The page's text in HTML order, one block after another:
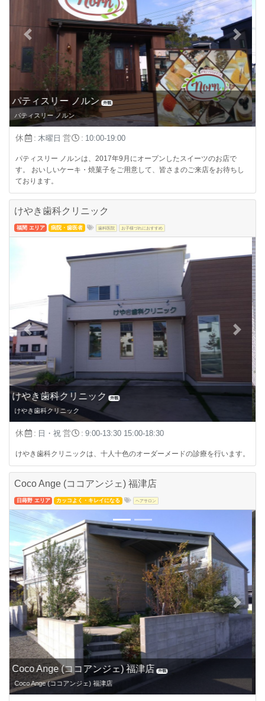
道路から見たパティスリー ノルン 外観
道路から見たパティスリー ノルン
Previous Next
休 : 木曜日 営 : 10:00-19:00
パティスリー ノルンは、2017年9月にオープンしたスイーツのお店で
す。 おいしいケーキ・焼菓子をご用意して、皆さまのご来店をお待ちし
ております。
けやき歯科クリニック
福間 エリア 病院・歯医者 歯科医院 お子様づれにおすすめ
診療時間 追加情報
けやき歯科クリニックの診療
Previous Next
休 : 日・祝 営 : 9:00-13:30 15:00-18:30
けやき歯科クリニックは、十人十色のオーダーメードの診療を行います。
Coco Ange (ココアンジェ) 福津店
日蒔野 エリア カッコよく・キレイになる ヘアサロン
Coco Ange (ココアンジェ) のメニュー
カット、カラー、パーマ、ヘッドスパなど、さまざまなサービスがあります
Previous Next